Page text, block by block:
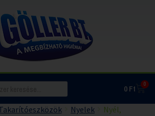
0Ft 0
Nyelek
Nyél,